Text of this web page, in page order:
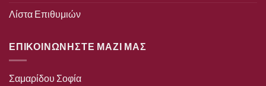
Λίστα Επιθυμιών
ΕΠΙΚΟΙΝΩΝΗΣΤΕ ΜΑΖΙ ΜΑΣ
Σαμαρίδου Σοφία